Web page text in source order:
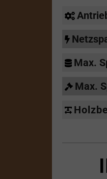
Max.
Max.